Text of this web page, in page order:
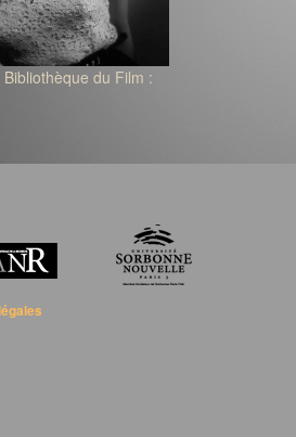
du Film :